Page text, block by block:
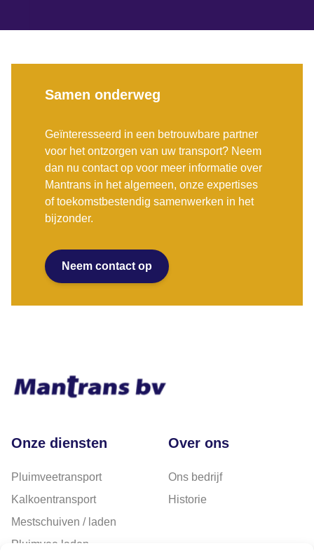
Samen onderweg
Geïnteresseerd in een betrouwbare partner
voor het ontzorgen van uw transport? Neem
dan nu contact op voor meer informatie over
Mantrans in het algemeen, onze expertises
of toekomstbestendig samenwerken in het
bijzonder.
Neem contact op
Onze diensten
Pluimveetransport
Kalkoentransport
Mestschuiven / laden
Pluimvee laden
Over ons
Ons bedrijf
Historie